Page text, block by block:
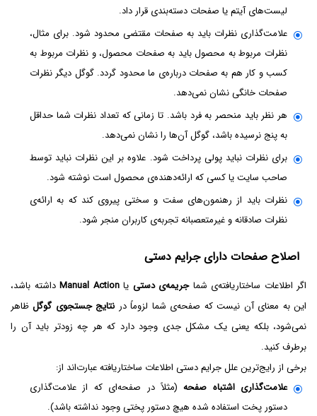
لیست‌های آیتم یا صفحات دسته‌بندی قرار داد.
علامت‌گذاری نظرات باید به صفحات مقتضی محدود شود. برای مثال،
نظرات مربوط به محصول باید به صفحات محصول، و نظرات مربوط به
کسب و کار هم به صفحات درباره‌ی ما محدود گردد. گوگل دیگر نظرات
صفحات خانگی نشان نمی‌دهد.
هر نظر باید منحصر به فرد باشد. تا زمانی که تعداد نظرات شما حداقل
به پنج نرسیده باشد، گوگل آن‌ها را نشان نمی‌دهد.
برای نظرات نباید پولی پرداخت شود. علاوه بر این نظرات نباید توسط
صاحب سایت یا کسی که ارائه‌دهنده‌ی محصول است نوشته شود.
نظرات باید از رهنمون‌های سفت و سختی پیروی کند که به ارائه‌ی
نظرات صادقانه و غیرمتعصبانه تجربه‌ی کاربران منجر شود.
اصلاح صفحات دارای جرایم دستی
اگر اطلاعات ساختاریافته‌ی شماجریمه‌ی دستی یاManual Action داشته باشد،
این به معنای آن نیست که صفحه‌ی شما لزوماً در نتایج جستجوی گوگلظاهر
نمی‌شود، بلکه یعنی یک مشکل جدی وجود دارد که هر چه زودتر باید آن را
برطرف کنید.
برخی از رایج‌ترین علل جرایم دستی اطلاعات ساختاریافته عبارت‌اند از:
علامت‌گذاری اشتباه صفحه(مثلاً در صفحه‌ای که از علامت‌گذاری
دستور پخت استفاده شده هیچ دستور پختی وجود نداشته باشد).